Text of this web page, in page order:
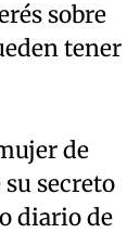
sobre
tener
de
secreto
diario de